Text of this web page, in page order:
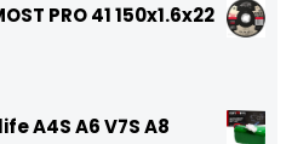
PRO 41 150x1.6x22
A4S A6 V7S A8